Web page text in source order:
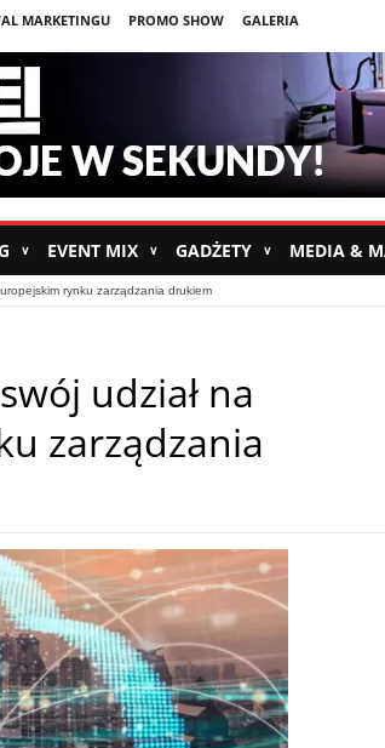
MARKETINGU PROMO SHOW GALERIA
∨ EVENT MIX ∨ GADŻETY ∨ MEDIA &
rynku zarządzania drukiem
udział na
zarządzania